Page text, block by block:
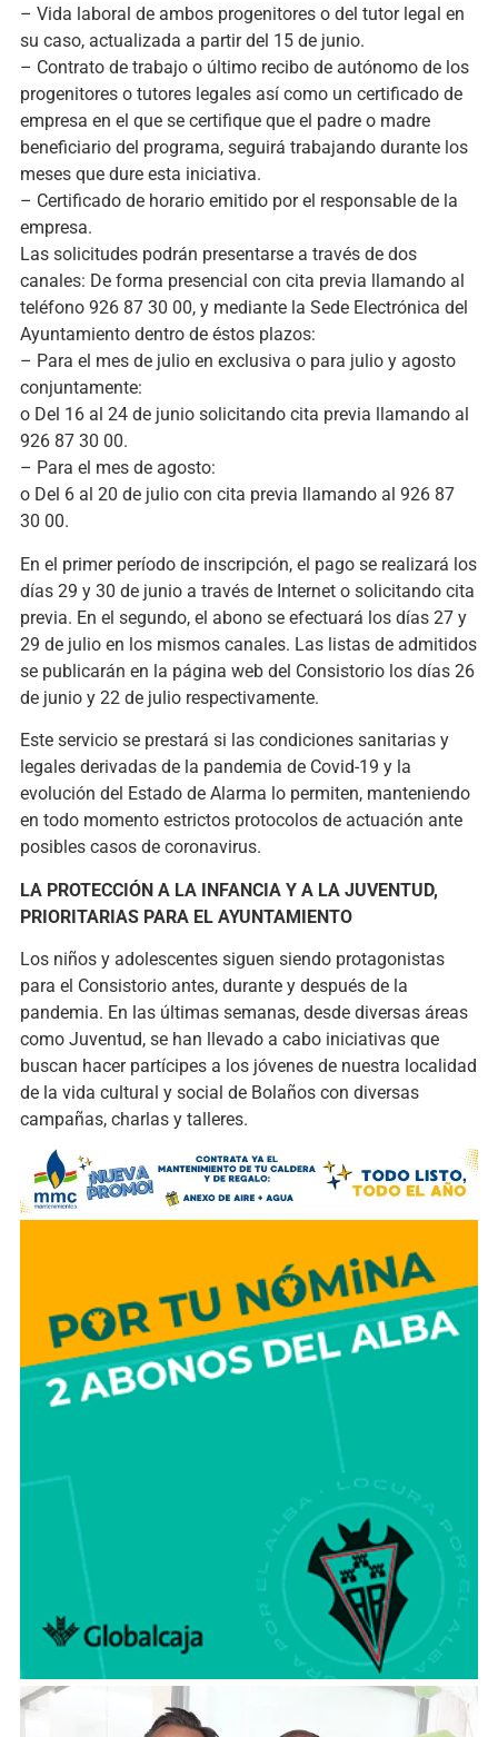
– Vida laboral de ambos progenitores o del tutor legal en
su caso, actualizada a partir del 15 de junio.
– Contrato de trabajo o último recibo de autónomo de los
progenitores o tutores legales así como un certificado de
empresa en el que se certifique que el padre o madre
beneficiario del programa, seguirá trabajando durante los
meses que dure esta iniciativa.
– Certificado de horario emitido por el responsable de la
empresa.
Las solicitudes podrán presentarse a través de dos
canales: De forma presencial con cita previa llamando al
teléfono 926 87 30 00, y mediante la Sede Electrónica del
Ayuntamiento dentro de éstos plazos:
– Para el mes de julio en exclusiva o para julio y agosto
conjuntamente:
o Del 16 al 24 de junio solicitando cita previa llamando al
926 87 30 00.
– Para el mes de agosto:
o Del 6 al 20 de julio con cita previa llamando al 926 87
30 00.
En el primer período de inscripción, el pago se realizará los
días 29 y 30 de junio a través de Internet o solicitando cita
previa. En el segundo, el abono se efectuará los días 27 y
29 de julio en los mismos canales. Las listas de admitidos
se publicarán en la página web del Consistorio los días 26
de junio y 22 de julio respectivamente.
Este servicio se prestará si las condiciones sanitarias y
legales derivadas de la pandemia de Covid-19 y la
evolución del Estado de Alarma lo permiten, manteniendo
en todo momento estrictos protocolos de actuación ante
posibles casos de coronavirus.
LA PROTECCIÓN A LA INFANCIA Y A LA JUVENTUD,
PRIORITARIAS PARA EL AYUNTAMIENTO
Los niños y adolescentes siguen siendo protagonistas
para el Consistorio antes, durante y después de la
pandemia. En las últimas semanas, desde diversas áreas
como Juventud, se han llevado a cabo iniciativas que
buscan hacer partícipes a los jóvenes de nuestra localidad
de la vida cultural y social de Bolaños con diversas
campañas, charlas y talleres.